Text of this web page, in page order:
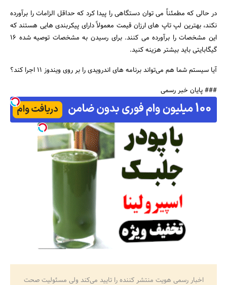
در حالی که مطمئناً می توان دستگاهی را پیدا کرد که حداقل الزامات را برآورده
نکند، بهترین لپ تاپ های ارزان قیمت معمولاً دارای پیکربندی هایی هستند که
این مشخصات را برآورده می کنند. برای رسیدن به مشخصات توصیه شده 16
گیگابایتی باید بیشتر هزینه کنید.
آیا سیستم شما هم می‌تواند برنامه های اندرویدی را بر روی ویندوز ۱۱ اجرا کند؟
### پایان خبر رسمی
اخبار رسمی هویت منتشر کننده را تایید می‌کند ولی مسئولیت صحت